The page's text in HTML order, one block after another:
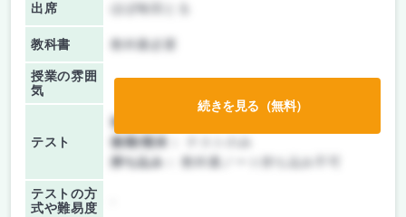
出席 ほぼ毎回とる
教科書 教科書必要
授業の雰囲
気
テスト
前期/中間：
後期/期末：
持ち込み：
教科書ノート持ち込み不可
テストの方
式や難易度
続きを見る（無料）